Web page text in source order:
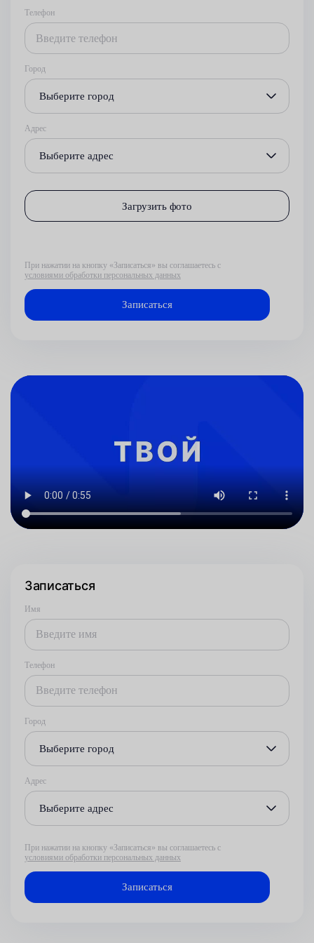
Телефон
Город
Выберите город
Адрес
Выберите адрес
Загрузить фото
При нажатии на кнопку «Записаться» вы соглашаетесь с
условиями обработки персональных данных
Записаться
Имя
Телефон
Город
Выберите город
Адрес
Выберите адрес
При нажатии на кнопку «Записаться» вы соглашаетесь с
условиями обработки персональных данных